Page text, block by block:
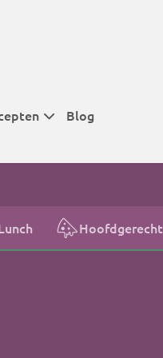
tijden
tijden
Blog
Hoofdgerecht